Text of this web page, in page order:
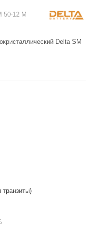
50-12 M
Delta SM